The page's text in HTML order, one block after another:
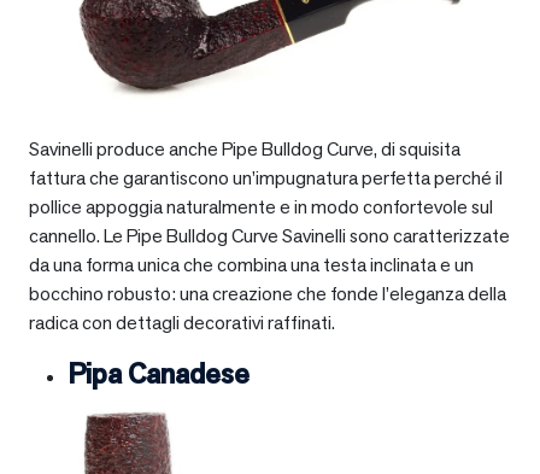
Savinelli produce anche Pipe Bulldog Curve, di squisita
fattura che garantiscono un’impugnatura perfetta perché il
pollice appoggia naturalmente e in modo confortevole sul
cannello. Le Pipe Bulldog Curve Savinelli sono caratterizzate
da una forma unica che combina una testa inclinata e un
bocchino robusto: una creazione che fonde l’eleganza della
radica con dettagli decorativi raffinati.
Pipa Canadese